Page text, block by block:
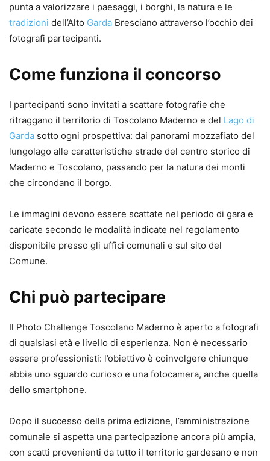
punta a valorizzare i paesaggi, i borghi, la natura e le
tradizioni dell’Alto Garda Bresciano attraverso l’occhio dei
fotografi partecipanti.
Come funziona il concorso
I partecipanti sono invitati a scattare fotografie che
ritraggano il territorio di Toscolano Maderno e del Lago di
Garda sotto ogni prospettiva: dai panorami mozzafiato del
lungolago alle caratteristiche strade del centro storico di
Maderno e Toscolano, passando per la natura dei monti
che circondano il borgo.
Le immagini devono essere scattate nel periodo di gara e
caricate secondo le modalità indicate nel regolamento
disponibile presso gli uffici comunali e sul sito del
Comune.
Chi può partecipare
Il Photo Challenge Toscolano Maderno è aperto a fotografi
di qualsiasi età e livello di esperienza. Non è necessario
essere professionisti: l’obiettivo è coinvolgere chiunque
abbia uno sguardo curioso e una fotocamera, anche quella
dello smartphone.
Dopo il successo della prima edizione, l’amministrazione
comunale si aspetta una partecipazione ancora più ampia,
con scatti provenienti da tutto il territorio gardesano e non